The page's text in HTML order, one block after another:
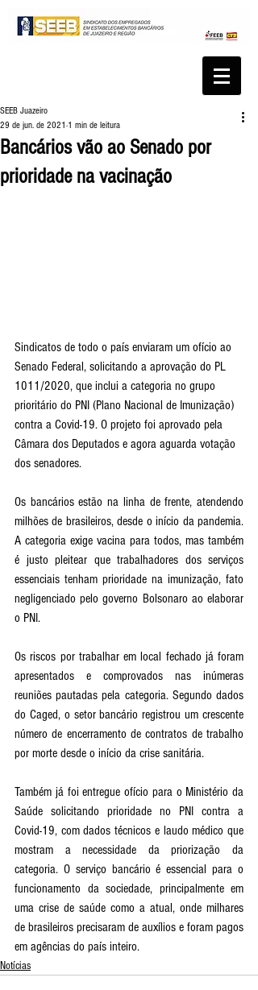
Bancários vão ao Senado por
prioridade na vacinação
SEEB Juazeiro
29 de jun. de 2021 1 min de leitura
Sindicatos de todo o país enviaram um ofício ao
Senado Federal, solicitando a aprovação do PL
1011/2020, que inclui a categoria no grupo
prioritário do PNI (Plano Nacional de Imunização)
contra a Covid-19. O projeto foi aprovado pela
Câmara dos Deputados e agora aguarda votação
dos senadores.
Os bancários estão na linha de frente, atendendo
milhões de brasileiros, desde o início da pandemia.
A categoria exige vacina para todos, mas também
é justo pleitear que trabalhadores dos serviços
essenciais tenham prioridade na imunização, fato
negligenciado pelo governo Bolsonaro ao elaborar
o PNI.
Os riscos por trabalhar em local fechado já foram
apresentados e comprovados nas inúmeras
reuniões pautadas pela categoria. Segundo dados
do Caged, o setor bancário registrou um crescente
número de encerramento de contratos de trabalho
por morte desde o início da crise sanitária.
Também já foi entregue ofício para o Ministério da
Saúde solicitando prioridade no PNI contra a
Covid-19, com dados técnicos e laudo médico que
mostram a necessidade da priorização da
categoria. O serviço bancário é essencial para o
funcionamento da sociedade, principalmente em
uma crise de saúde como a atual, onde milhares
de brasileiros precisaram de auxílios e foram pagos
em agências do país inteiro.
Notícias